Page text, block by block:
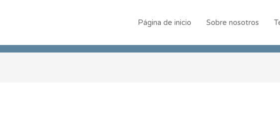
Página de inicio Sobre nosotros